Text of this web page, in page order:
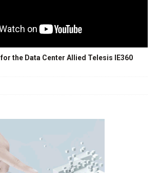
the Data Center Allied Telesis IE360